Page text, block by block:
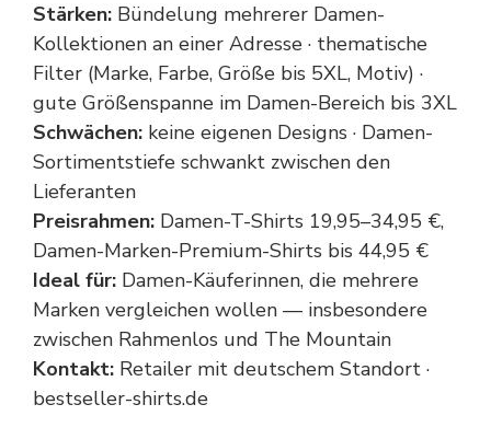
Stärken: Bündelung mehrerer Damen-
Kollektionen an einer Adresse · thematische
Filter (Marke, Farbe, Größe bis 5XL, Motiv) ·
gute Größenspanne im Damen-Bereich bis 3XL
Schwächen: keine eigenen Designs · Damen-
Sortimentstiefe schwankt zwischen den
Lieferanten
Preisrahmen: Damen-T-Shirts 19,95–34,95 €,
Damen-Marken-Premium-Shirts bis 44,95 €
Ideal für: Damen-Käuferinnen, die mehrere
Marken vergleichen wollen — insbesondere
zwischen Rahmenlos und The Mountain
Kontakt: Retailer mit deutschem Standort ·
bestseller-shirts.de